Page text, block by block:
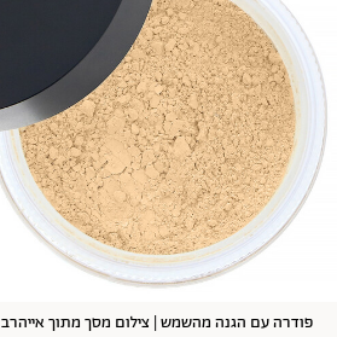
פודרה עם הגנה מהשמש | צילום מסך מתוך אייהרב